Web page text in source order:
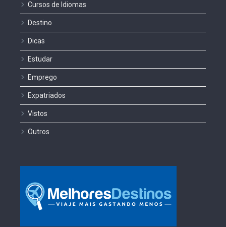
Cursos de Idiomas
Destino
Dicas
Estudar
Emprego
Expatriados
Vistos
Outros